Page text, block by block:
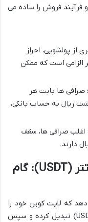
فرآیند فروش را ساده می
از پولشویی، احراز
الزامی است که ممکن
صرافی ها بابت هر
ریال به حساب بانکی،
اغلب صرافی ها، سقف
دارند.
تبدیل غیرمستقیم از طریق تتر (USDT): گام
که لایت کوین خود را
ابتدا به یک استیبل کوین مانند تتر (USDT) تبدیل کرده و سپس